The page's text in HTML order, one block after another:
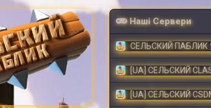
Наші Сервери
СЕЛЬСКИЙ ПАБЛИК
[UA] СЕЛЬСКИЙ
[UA] СЕЛЬСКИЙ